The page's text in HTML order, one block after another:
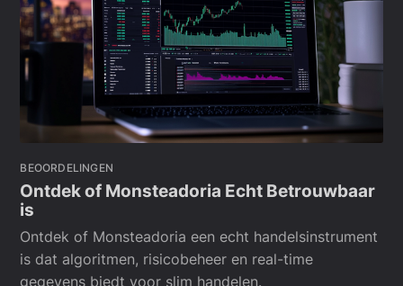
BEOORDELINGEN
Ontdek of Monsteadoria Echt Betrouwbaar
is
Ontdek of Monsteadoria een echt handelsinstrument
is dat algoritmen, risicobeheer en real-time
gegevens biedt voor slim handelen.